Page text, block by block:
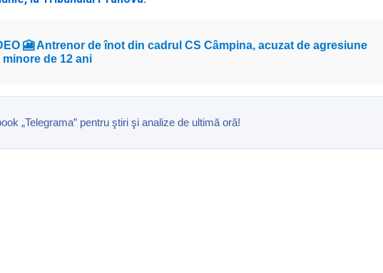
🎦 Antrenor de înot din cadrul CS Câmpina, acuzat de agresiune
de 12 ani
„Telegrama” pentru ştiri şi analize de ultimă oră!